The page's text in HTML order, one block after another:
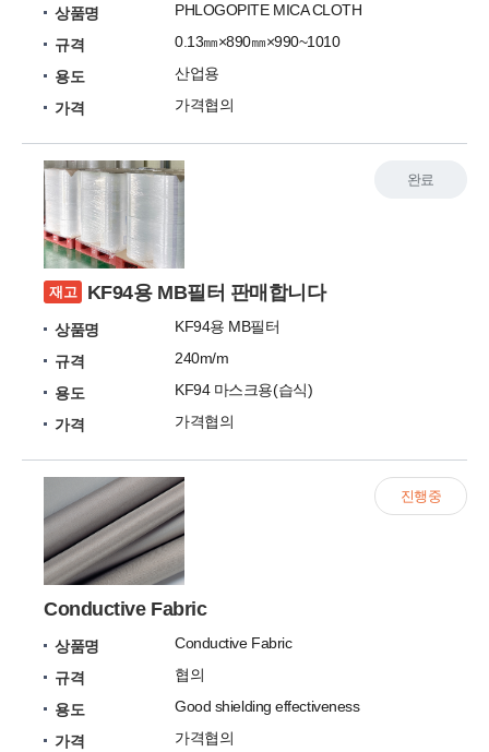
상품명
PHLOGOPITE MICA CLOTH
규격
0.13㎜×890㎜×990~1010
용도
산업용
가격
가격협의
재고 KF94용 MB필터 판매합니다
상품명
KF94용 MB필터
규격
240m/m
용도
KF94 마스크용(습식)
가격
가격협의
완료
Conductive Fabric
상품명
Conductive Fabric
규격
협의
용도
Good shielding effectiveness
가격
가격협의
진행중